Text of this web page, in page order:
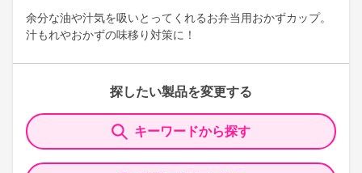
余分な油や汁気を吸いとってくれるお弁当用おかずカップ。
汁もれやおかずの味移り対策に！
探したい製品を変更する
キーワードから探す